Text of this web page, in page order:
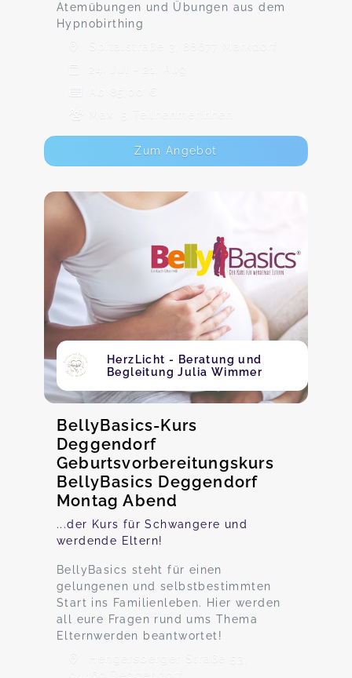
Atemübungen und Übungen aus dem
Hypnobirthing
Spitalstraße 3, 88677 Markdorf
24. Jul - 21. Aug
Ab 85,00 €
Max. 5 TeilnehmerInnen
Zum Angebot
HerzLicht - Beratung und
Begleitung Julia Wimmer
BellyBasics-Kurs
Deggendorf
Geburtsvorbereitungskurs
BellyBasics Deggendorf
Montag Abend
...der Kurs für Schwangere und
werdende Eltern!
BellyBasics steht für einen
gelungenen und selbstbestimmten
Start ins Familienleben. Hier werden
all eure Fragen rund ums Thema
Elternwerden beantwortet!
Hengersberger Straße 53,
94469 Deggendorf